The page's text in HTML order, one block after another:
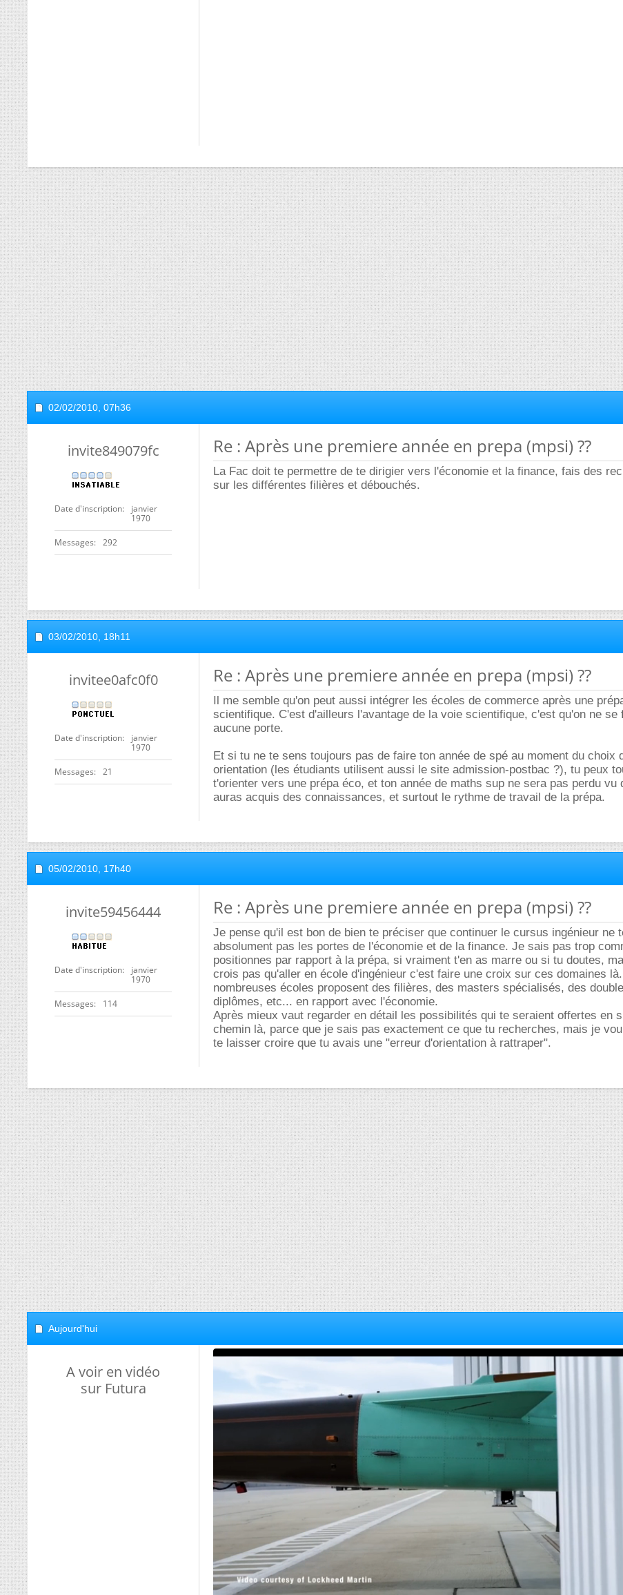
02/02/2010, 07h36
invite849079fc
Date d'inscription
janvier
1970
Messages 292
Re : Après une premiere année en prepa (mpsi) ??
La Fac doit te permettre de te dirigier vers l'économie et la finance, fais des
sur les différentes filières et débouchés.
03/02/2010, 18h11
invitee0afc0f0
Date d'inscription
janvier
1970
Messages 21
Re : Après une premiere année en prepa (mpsi) ??
Il me semble qu'on peut aussi intégrer les écoles de commerce après une
scientifique. C'est d'ailleurs l'avantage de la voie scientifique, c'est qu'on ne se
aucune porte.
Et si tu ne te sens toujours pas de faire ton année de spé au moment du choix
orientation (les étudiants utilisent aussi le site admission-postbac ?), tu peux
t'orienter vers une prépa éco, et ton année de maths sup ne sera pas perdu vu
auras acquis des connaissances, et surtout le rythme de travail de la prépa.
05/02/2010, 17h40
invite59456444
Date d'inscription
janvier
1970
Messages 114
Re : Après une premiere année en prepa (mpsi) ??
Je pense qu'il est bon de bien te préciser que continuer le cursus ingénieur ne
absolument pas les portes de l'économie et de la finance. Je sais pas trop
positionnes par rapport à la prépa, si vraiment t'en as marre ou si tu doutes,
crois pas qu'aller en école d'ingénieur c'est faire une croix sur ces domaines
nombreuses écoles proposent des filières, des masters spécialisés, des
diplômes, etc... en rapport avec l'économie.
Après mieux vaut regarder en détail les possibilités qui te seraient offertes en
chemin là, parce que je sais pas exactement ce que tu recherches, mais je
te laisser croire que tu avais une "erreur d'orientation à rattraper".
Aujourd'hui
A voir en vidéo
sur Futura